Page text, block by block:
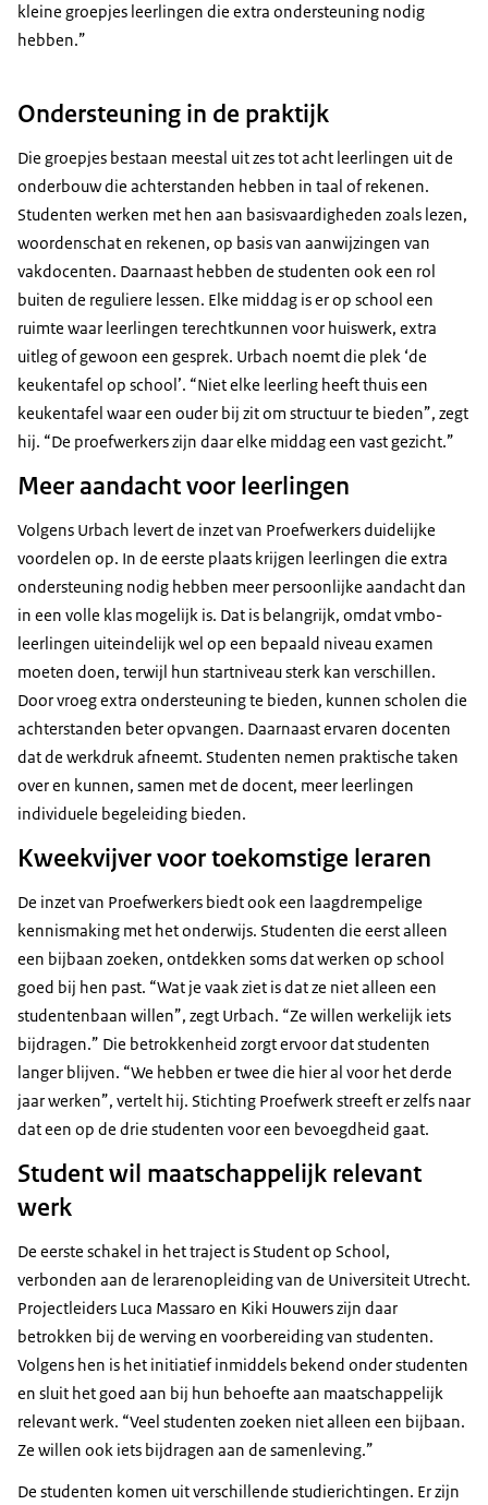
kleine groepjes leerlingen die extra ondersteuning nodig
hebben.”
Ondersteuning in de praktijk
Die groepjes bestaan meestal uit zes tot acht leerlingen uit de
onderbouw die achterstanden hebben in taal of rekenen.
Studenten werken met hen aan basisvaardigheden zoals lezen,
woordenschat en rekenen, op basis van aanwijzingen van
vakdocenten. Daarnaast hebben de studenten ook een rol
buiten de reguliere lessen. Elke middag is er op school een
ruimte waar leerlingen terechtkunnen voor huiswerk, extra
uitleg of gewoon een gesprek. Urbach noemt die plek ‘de
keukentafel op school’. “Niet elke leerling heeft thuis een
keukentafel waar een ouder bij zit om structuur te bieden”, zegt
hij. “De proefwerkers zijn daar elke middag een vast gezicht.”
Meer aandacht voor leerlingen
Volgens Urbach levert de inzet van Proefwerkers duidelijke
voordelen op. In de eerste plaats krijgen leerlingen die extra
ondersteuning nodig hebben meer persoonlijke aandacht dan
in een volle klas mogelijk is. Dat is belangrijk, omdat vmbo-
leerlingen uiteindelijk wel op een bepaald niveau examen
moeten doen, terwijl hun startniveau sterk kan verschillen.
Door vroeg extra ondersteuning te bieden, kunnen scholen die
achterstanden beter opvangen. Daarnaast ervaren docenten
dat de werkdruk afneemt. Studenten nemen praktische taken
over en kunnen, samen met de docent, meer leerlingen
individuele begeleiding bieden.
Kweekvijver voor toekomstige leraren
De inzet van Proefwerkers biedt ook een laagdrempelige
kennismaking met het onderwijs. Studenten die eerst alleen
een bijbaan zoeken, ontdekken soms dat werken op school
goed bij hen past. “Wat je vaak ziet is dat ze niet alleen een
studentenbaan willen”, zegt Urbach. “Ze willen werkelijk iets
bijdragen.” Die betrokkenheid zorgt ervoor dat studenten
langer blijven. “We hebben er twee die hier al voor het derde
jaar werken”, vertelt hij. Stichting Proefwerk streeft er zelfs naar
dat een op de drie studenten voor een bevoegdheid gaat.
Student wil maatschappelijk relevant
werk
De eerste schakel in het traject is Student op School,
verbonden aan de lerarenopleiding van de Universiteit Utrecht.
Projectleiders Luca Massaro en Kiki Houwers zijn daar
betrokken bij de werving en voorbereiding van studenten.
Volgens hen is het initiatief inmiddels bekend onder studenten
en sluit het goed aan bij hun behoefte aan maatschappelijk
relevant werk. “Veel studenten zoeken niet alleen een bijbaan.
Ze willen ook iets bijdragen aan de samenleving.”
De studenten komen uit verschillende studierichtingen. Er zijn